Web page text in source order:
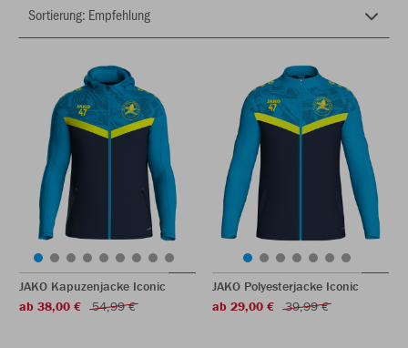
JAKO Kapuzenjacke Iconic
ab 38,00 €
54,99 €
JAKO Polyesterjacke Iconic
ab 29,00 €
39,99 €